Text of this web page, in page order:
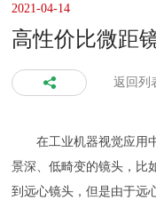
2021-04-14
高性价比微距
返回列
在工业机器视觉应用中
景深、低畸变的镜头，比
到远心镜头，但是由于远